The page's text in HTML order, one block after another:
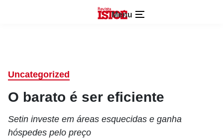
Menu
Uncategorized
O barato é ser eficiente
Setin investe em áreas esquecidas e ganha
hóspedes pelo preço